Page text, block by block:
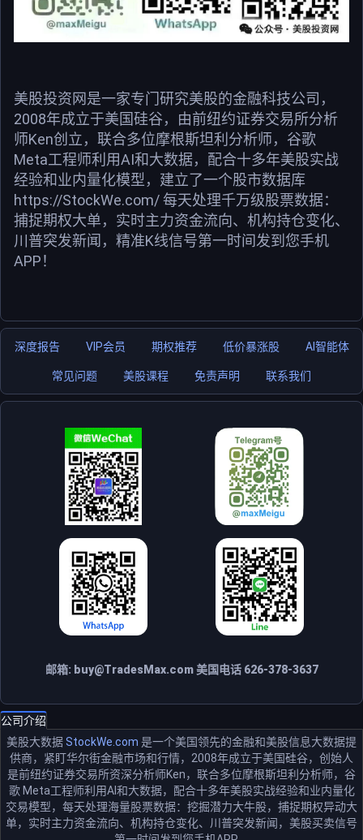
美股投资网是一家专门研究美股的金融科技公司，
2008年成立于美国硅谷，由前纽约证券交易所分析
师Ken创立，联合多位摩根斯坦利分析师，谷歌
Meta工程师利用AI和大数据，配合十多年美股实战
经验和业内量化模型，建立了一个股市数据库
https://StockWe.com/ 每天处理千万级股票数据：
捕捉期权大单，实时主力资金流向、机构持仓变化、
川普突发新闻，精准K线信号第一时间发到您手机
APP！
深度报告 VIP会员 期权推荐 低价暴涨股 AI智能体
常见问题 美股课程 免责声明 联系我们
邮箱: buy@TradesMax.com美国电话 626-378-3637
公司介绍
美股大数据StockWe.com 是一个美国领先的金融和美股信息大数据提
供商，紧盯华尔街金融市场和行情，2008年成立于美国硅谷，创始人
是前纽约证券交易所资深分析师Ken，联合多位摩根斯坦利分析师，谷
歌 Meta工程师利用AI和大数据，配合十多年美股实战经验和业内量化
交易模型，每天处理海量股票数据：挖掘潜力大牛股，捕捉期权异动大
单，实时主力资金流向、机构持仓变化、川普突发新闻，美股买卖信号